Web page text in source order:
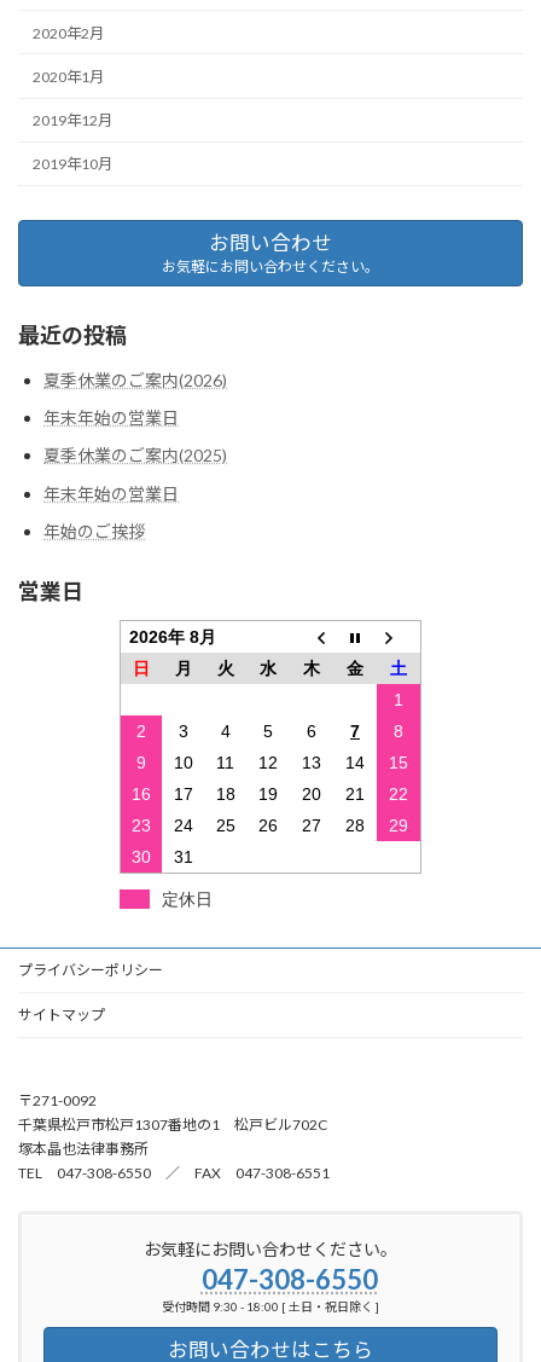
2020年2月
2020年1月
2019年12月
2019年10月
お問い合わせ
お気軽にお問い合わせください。
最近の投稿
夏季休業のご案内(2026)
年末年始の営業日
夏季休業のご案内(2025)
年末年始の営業日
年始のご挨拶
営業日
2026年 8月
日
月 火 水 木 金
土
1
2
3 4 5 6 7
8
9
10 11 12 13 14
15
16
17 18 19 20 21
22
23
24 25 26 27 28
29
30
31
定休日
プライバシーポリシー
サイトマップ
〒271-0092
千葉県松戸市松戸1307番地の1 松戸ビル702C
塚本晶也法律事務所
TEL 047-308-6550 ／ FAX 047-308-6551
お気軽にお問い合わせください。
047-308-6550
受付時間 9:30 - 18:00 [ 土日・祝日除く ]
お問い合わせはこちら